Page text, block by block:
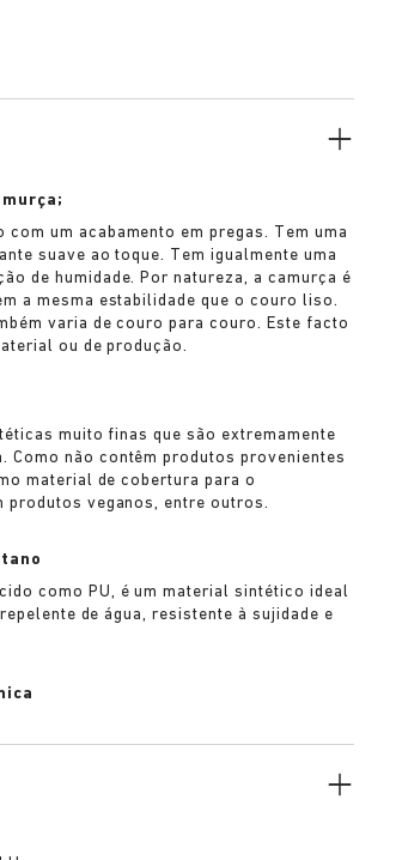
um estilo discreto e confiante.
um acabamento em pregas. Tem uma
suave ao toque. Tem igualmente uma
de humidade. Por natureza, a camurça é
a mesma estabilidade que o couro liso.
varia de couro para couro. Este facto
ou de produção.
muito finas que são extremamente
Como não contêm produtos provenientes
material de cobertura para o
produtos veganos, entre outros.
como PU, é um material sintético ideal
de água, resistente à sujidade e